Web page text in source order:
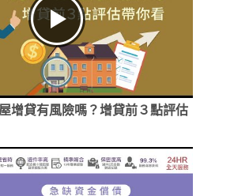
增貸有風險嗎？增貸前３點評估